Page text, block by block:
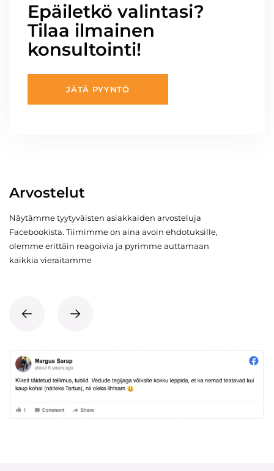
Epäiletkö valintasi?
Tilaa ilmainen
konsultointi!
JÄTÄ PYYNTÖ
Arvostelut
Näytämme tyytyväisten asiakkaiden arvosteluja
Facebookista. Tiimimme on aina avoin ehdotuksille,
olemme erittäin reagoivia ja pyrimme auttamaan
kaikkia vieraitamme